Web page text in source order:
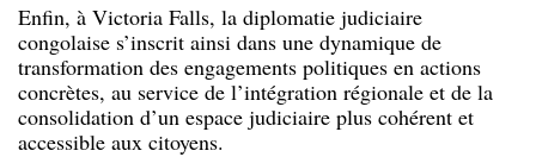
Enfin, à Victoria Falls, la diplomatie judiciaire
congolaise s’inscrit ainsi dans une dynamique de
transformation des engagements politiques en actions
concrètes, au service de l’intégration régionale et de la
consolidation d’un espace judiciaire plus cohérent et
accessible aux citoyens.